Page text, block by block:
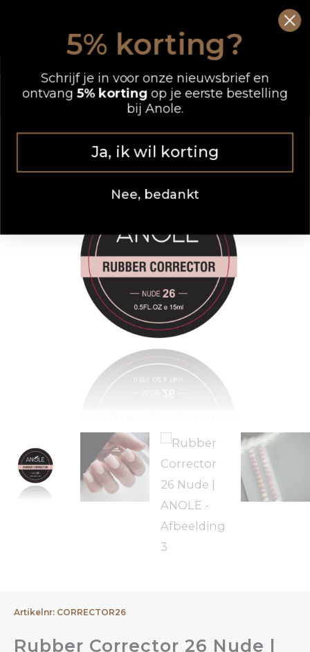
inhoud
Artikelnr: CORRECTOR26
Rubber Corrector 26 Nude |
5% korting?
Schrijf je in voor onze nieuwsbrief en
ontvang5% korting op je eerste bestelling
bij Anole.
Ja, ik wil korting
Nee, bedankt